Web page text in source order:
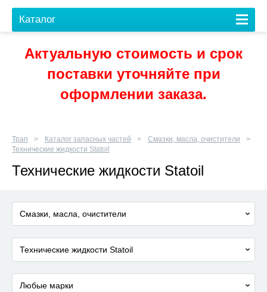
Каталог
Актуальную стоимость и срок
поставки уточняйте при
оформлении заказа.
Трап Каталог запасных частей
Смазки, масла, очистители
Технические жидкости Statoil
Технические жидкости Statoil